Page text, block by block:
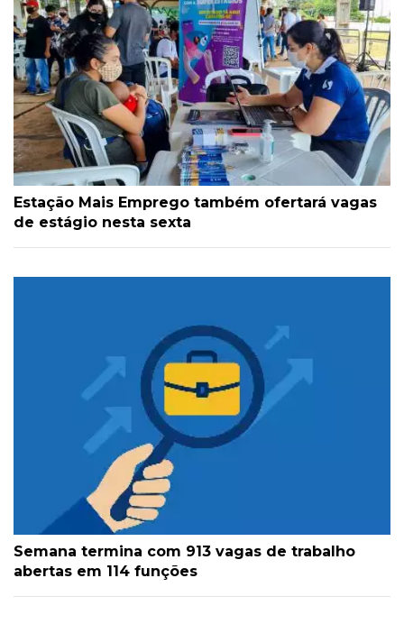
Estação Mais Emprego também ofertará vagas
de estágio nesta sexta
Semana termina com 913 vagas de trabalho
abertas em 114 funções